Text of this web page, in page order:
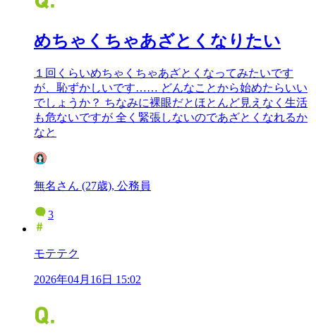
めちゃくちゃあざとくなりたい
１回くらいめちゃくちゃあざとくなってみたいです
が、恥ずかしいです…… どんなことから始めたらいい
でしょうか？ ちなみに裸眼だとほとんど見えなく生活
も危ないですが 全く緊張しないのであざとくなれるか
なと
無名さん (27歳), 公務員
3
モテテク
2026年04月16日 15:02